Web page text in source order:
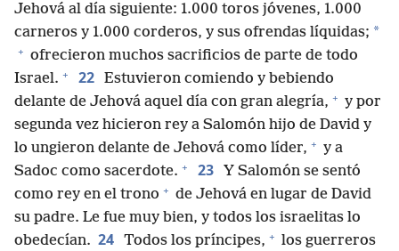
Jehová al día siguiente: 1.000 toros jóvenes, 1.000
carneros y 1.000 corderos, y sus ofrendas líquidas; *
+ ofrecieron muchos sacrificios de parte de todo
Israel. + 22 Estuvieron comiendo y bebiendo
delante de Jehová aquel día con gran alegría, + y por
segunda vez hicieron rey a Salomón hijo de David y
lo ungieron delante de Jehová como líder, + y a
Sadoc como sacerdote. + 23
Y Salomón se sentó
como rey en el trono + de Jehová en lugar de David
su padre. Le fue muy bien, y todos los israelitas lo
obedecían. 24 Todos los príncipes, + los guerreros